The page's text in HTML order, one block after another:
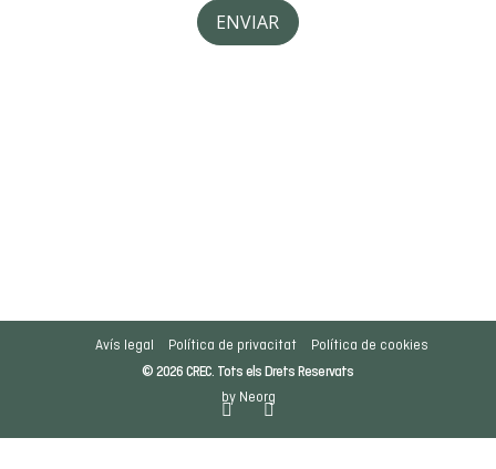
Avís legal Política de privacitat Política de cookies
© 2026 CREC. Tots els Drets Reservats
by Neorg